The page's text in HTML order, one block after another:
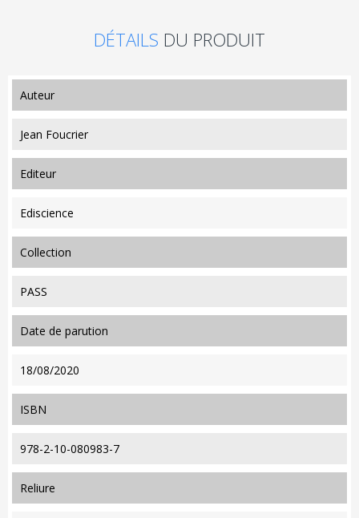
DÉTAILS DU PRODUIT
auteur
Jean Foucrier
editeur
Ediscience
collection
PASS
date de parution
18/08/2020
ISBN
978-2-10-080983-7
reliure